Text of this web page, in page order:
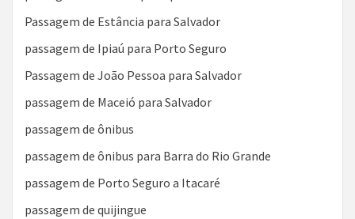
Passagem de Estância para Salvador
passagem de Ipiaú para Porto Seguro
Passagem de João Pessoa para Salvador
passagem de Maceió para Salvador
passagem de ônibus
passagem de ônibus para Barra do Rio Grande
passagem de Porto Seguro a Itacaré
passagem de quijingue